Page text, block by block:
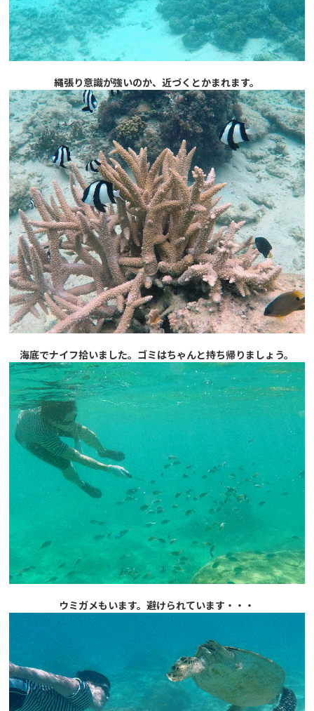
縄張り意識が強いのか、近づくとかまれます。
海底でナイフ拾いました。ゴミはちゃんと持ち帰りましょう。
ウミガメもいます。避けられています・・・